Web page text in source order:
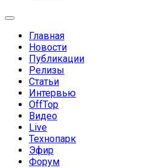
Главная
Новости
Публикации
Релизы
Статьи
Интервью
OffTop
Видео
Live
Технопарк
Эфир
Форум